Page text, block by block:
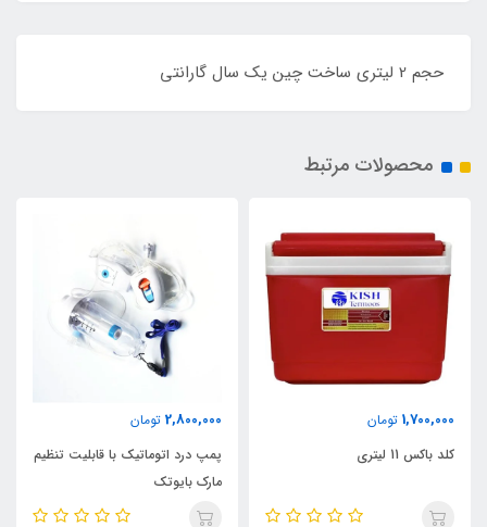
حجم 2 لیتری ساخت چین یک سال گارانتی
محصولات مرتبط
1,700,000 تومان
کلد باکس 11 لیتری
2,800,000 تومان
پمپ درد اتوماتیک با قابلیت تنظیم
مارک بایوتک